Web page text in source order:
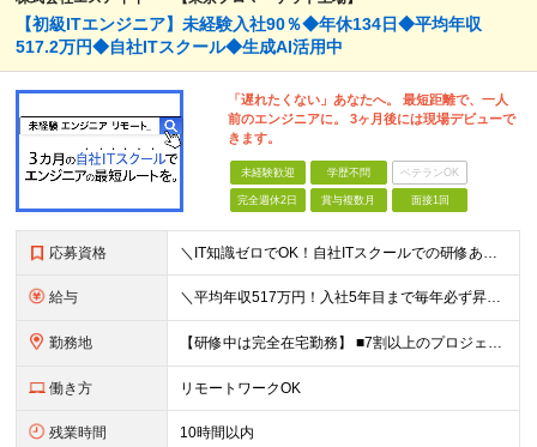
【初級ITエンジニア】未経験入社90％◆年休134日◆平均年収
517.2万円◆自社ITスクール◆生成AI活用中
「遅れたくない」あなたへ。 最短距離で、一人
前のエンジニアに。 3ヶ月後には現場デビューで
きます。
未経験歓迎 学歴不問 ベテランOK
完全週休2日 賞与複数月 面接1回
応募資格 ＼IT知識ゼロでOK！自社ITスクールでの研修あり／ ■完全未経験OK(文系出身70％) ■第二新卒歓迎 ■学歴不問 └社会人未経験の方も歓迎します！ 5名以上の採用を予定しているので、同期と入社も
給与 ＼平均年収517万円！入社5年目まで毎年必ず昇給／ ■賞与年3回 ■年収800万円以上も可 ■入社3年以上の平均年収469.2万円 月給23万2000円以上＋賞与年3回＋各種手当 ☆入社5年目まで最
勤務地 【研修中は完全在宅勤務】 ■7割以上のプロジェクトでリモートワークを導入 ■フルリモートもあり ■一都三県のプロジェクト先 ■転居を伴う転勤なし ＜プロジェクト先＞ 東京・神奈川・千葉・埼玉でのプロ
働き方 リモートワークOK
残業時間 10時間以内